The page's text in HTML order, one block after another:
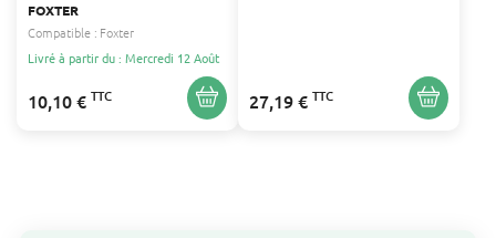
FOXTER
Compatible : Foxter
Livré à partir du : Mercredi 12 Août
10,10 € TTC 27,19 € TTC